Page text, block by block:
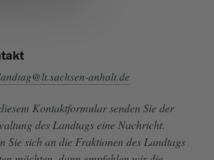
anhalt.de
Kontaktformular senden Sie der
des Landtags eine Nachricht.
Sie sich an die Fraktionen des Landtags